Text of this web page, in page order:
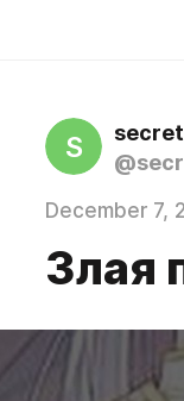
S
December 7,
Злая